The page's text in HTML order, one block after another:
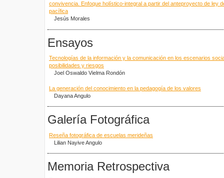
convivencia. Enfoque holístico-integral a partir del anteproyecto de ley
pacífica
Jesús Morales
Ensayos
Tecnologías de la información y la comunicación en los escenarios
posibilidades y riesgos
Joel Oswaldo Vielma Rondón
La generación del conocimiento en la pedagogía de los valores
Dayana Angulo
Galería Fotográfica
Reseña fotográfica de escuelas merideñas
Lilian Nayive Angulo
Memoria Retrospectiva